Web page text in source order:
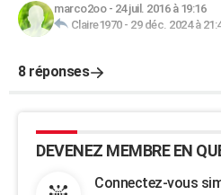
marco2oo- 24 juil. 2016 à 19:16
Claire1970- 29 déc. 2024 à
8 réponses
DEVENEZ MEMBRE EN
Connectez-vous